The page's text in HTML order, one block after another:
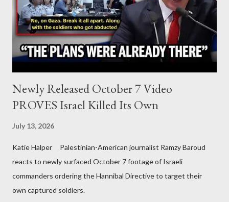
Newly Released October 7 Video
PROVES Israel Killed Its Own
July 13, 2026
Katie Halper Palestinian-American journalist Ramzy Baroud
reacts to newly surfaced October 7 footage of Israeli
commanders ordering the Hannibal Directive to target their
own captured soldiers.